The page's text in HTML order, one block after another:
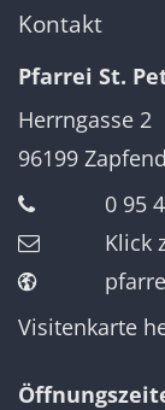
Kontakt
Pfarrei St.
Herrngasse 2
96199
0 95
Klick
Visitenkarte